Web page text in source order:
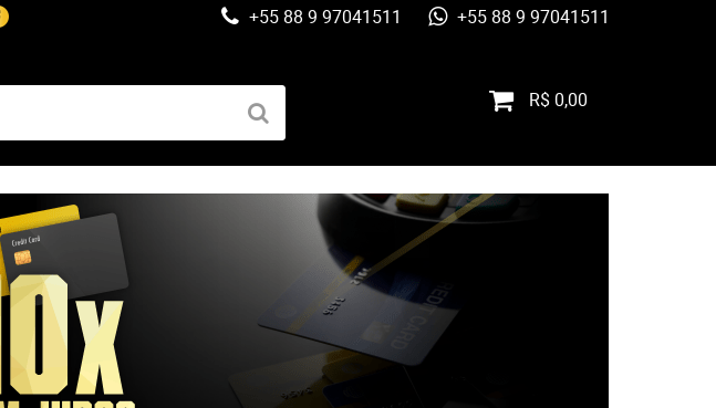
+55 88 9 97041511 +55 88 9 97041511
R$ 0,00